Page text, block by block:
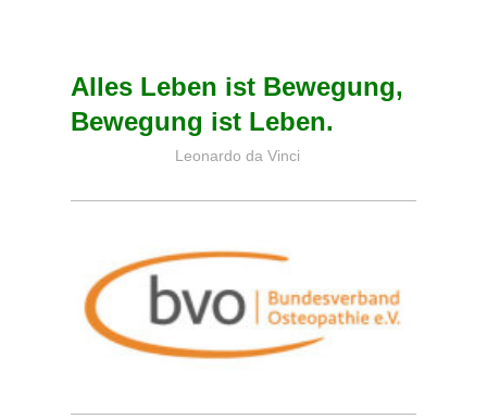
Alles Leben ist Bewegung,
Bewegung ist Leben.
Leonardo da Vinci